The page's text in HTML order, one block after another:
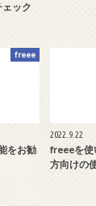
ック
freee
をお勧
2022.9.22
freeeを使
方向けの